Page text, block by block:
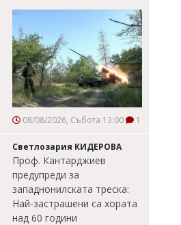
08/08/2026, Събота 13:00 1
Светлозария КИДЕРОВА
Проф. Кантарджиев
предупреди за
западнонилската треска:
Най-застрашени са хората
над 60 години